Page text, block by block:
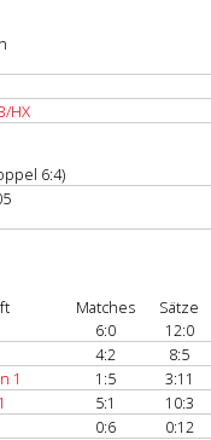
HX
6:4)
Matches Sätze
6:0 12:0
4:2 8:5
1 1:5 3:11
5:1 10:3
0:6 0:12